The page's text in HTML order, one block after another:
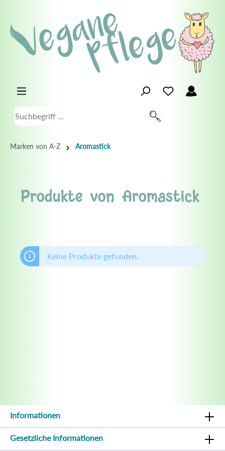
Marken von A-Z Aromastick
Produkte von Aromastick
Keine Produkte gefunden.
Informationen
Gesetzliche Informationen